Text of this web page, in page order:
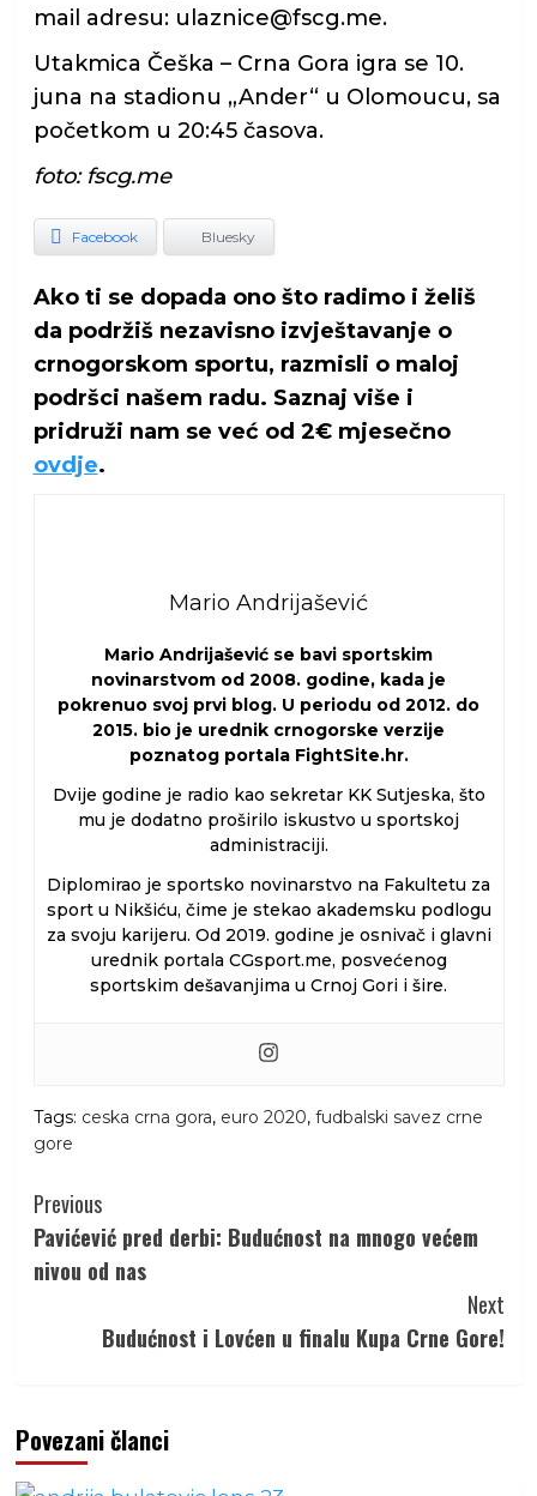
mail adresu: ulaznice@fscg.me.
Utakmica Češka – Crna Gora igra se 10.
juna na stadionu „Ander“ u Olomoucu, sa
početkom u 20:45 časova.
foto: fscg.me
Facebook Bluesky
Ako ti se dopada ono što radimo i želiš
da podržiš nezavisno izvještavanje o
crnogorskom sportu, razmisli o maloj
podršci našem radu. Saznaj više i
pridruži nam se već od 2€ mjesečno
ovdje.
Mario Andrijašević
Mario Andrijašević se bavi sportskim
novinarstvom od 2008. godine, kada je
pokrenuo svoj prvi blog. U periodu od 2012. do
2015. bio je urednik crnogorske verzije
poznatog portala FightSite.hr.
Dvije godine je radio kao sekretar KK Sutjeska, što
mu je dodatno proširilo iskustvo u sportskoj
administraciji.
Diplomirao je sportsko novinarstvo na Fakultetu za
sport u Nikšiću, čime je stekao akademsku podlogu
za svoju karijeru. Od 2019. godine je osnivač i glavni
urednik portala CGsport.me, posvećenog
sportskim dešavanjima u Crnoj Gori i šire.
Tags: ceska crna gora, euro 2020, fudbalski savez crne
gore
Continue
Reading
Previous
Pavićević pred derbi: Budućnost na mnogo većem
nivou od nas
Next
Budućnost i Lovćen u finalu Kupa Crne Gore!
Povezani članci